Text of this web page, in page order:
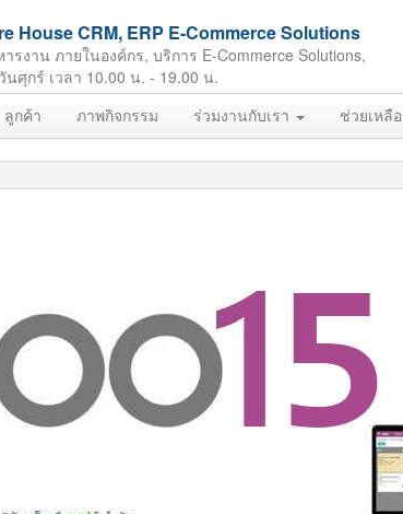
House CRM, ERP E-Commerce Solutions
งาน ภายในองค์กร, บริการ E-Commerce Solutions,
ศุกร์ เวลา 10.00 น. - 19.00 น.
ลูกค้า ภาพกิจกรรม ร่วมงานกับเรา ช่วยเหลือ